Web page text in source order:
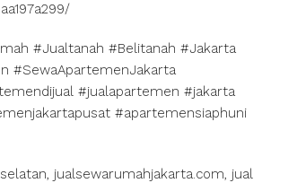
#Jualtanah #Belitanah #Jakarta
#SewaApartemenJakarta
#jualapartemen #jakarta
#apartemensiaphuni
selatan, jualsewarumahjakarta.com, jual